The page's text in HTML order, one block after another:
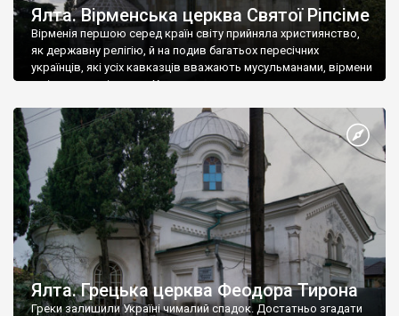
Ялта. Вірменська церква Святої Ріпсіме
Вірменія першою серед країн світу прийняла християнство,
як державну релігію, й на подив багатьох пересічних
українців, які усіх кавказців вважають мусульманами, вірмени
є відданими вірянами Христа
Ялта. Грецька церква Феодора Тирона
Греки залишили Україні чималий спадок. Достатньо згадати